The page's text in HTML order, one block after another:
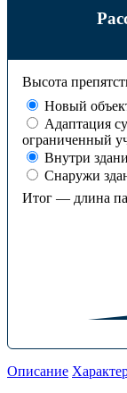
Высота
Новый
Адаптация
ограниченный
Внутри
Снаружи
Итог — длина
Описание